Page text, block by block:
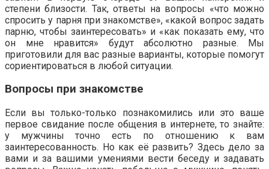
степени близости. Так, ответы на вопросы «что можно
спросить у парня при знакомстве», «какой вопрос задать
парню, чтобы заинтересовать» и «как показать ему, что
он мне нравится» будут абсолютно разные. Мы
приготовили для вас разные варианты, которые помогут
сориентироваться в любой ситуации.
Вопросы при знакомстве
Если вы только-только познакомились или это ваше
первое свидание после общения в интернете, то знайте:
у мужчины точно есть по отношению к вам
заинтересованность. Но как её развить? Здесь дело за
вами и за вашими умениями вести беседу и задавать